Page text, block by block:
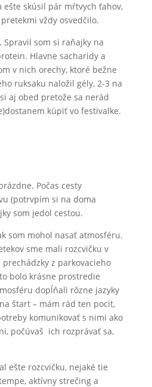
ešte skúsil pár mŕtvych ťahov,
vždy osvedčilo.
Spravil som si raňajky na
Hlavne sacharidy a
v nich orechy, ktoré bežne
ruksaku naložil gély, 2-3 na
aj obed pretože sa nerád
kúpiť vo festivalke.
Počas cesty
(potrvpím si na doma
som jedol cestou.
som mohol nasať atmosféru.
sme mali rozcvičku v
z parkovacieho
bolo krásne prostredie
dopĺňali rôzne jazyky
štart – mám rád ten pocit,
komunikovať s nimi ako
počúvaš ich rozprávať sa,
ešte rozcvičku, nejaké tie
aktívny strečing a